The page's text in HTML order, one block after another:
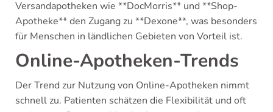
Versandapotheken wie **DocMorris** und **Shop-
Apotheke** den Zugang zu **Dexone**, was besonders
für Menschen in ländlichen Gebieten von Vorteil ist.
Online-Apotheken-Trends
Der Trend zur Nutzung von Online-Apotheken nimmt
schnell zu. Patienten schätzen die Flexibilität und oft